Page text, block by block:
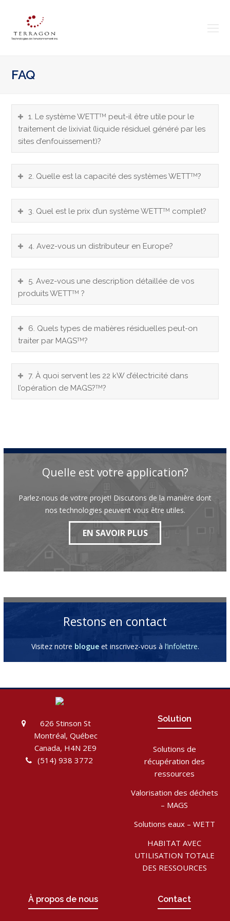
FAQ
1. Le système WETTTM
peut-il être utile pour le
traitement de lixiviat (liquide résiduel généré par les
sites d’enfouissement)?
2. Quelle est la capacité des systèmes WETTTM?
3. Quel est le prix d’un système WETTTM complet?
4. Avez-vous un distributeur en Europe?
5. Avez-vous une description détaillée de vos
produits WETTTM ?
6. Quels types de matières résiduelles peut-on
traiter par MAGSTM?
7. À quoi servent les 22 kW d’électricité dans
l’opération de MAGS?TM?
Quelle est votre application?
Parlez-nous de votre projet! Discutons de la manière dont
nos technologies peuvent vous être utiles.
EN SAVOIR PLUS
Restons en contact
Visitez notre blogueet inscrivez-vous à l’infolettre.
626 Stinson St
Montréal, Québec
Canada, H4N 2E9
(514) 938 3772
Solution
Solutions de
récupération des
ressources
Valorisation des déchets
– MAGS
Solutions eaux – WETT
HABITAT AVEC
UTILISATION TOTALE
DES RESSOURCES
À propos de nous Contact